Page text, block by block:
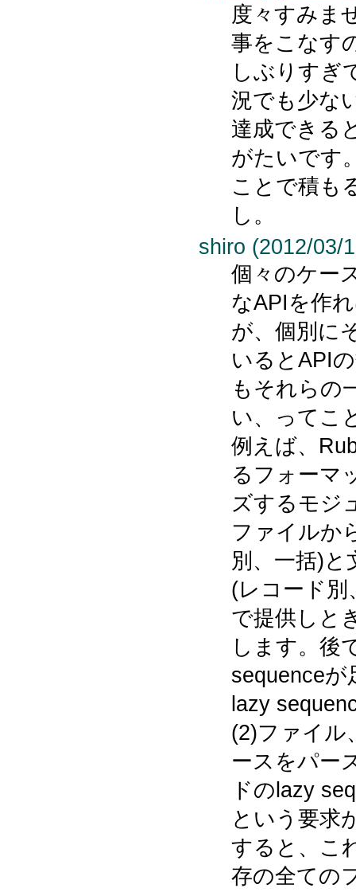
度々すみま
事をこなす
しぶりすぎ
況でも少な
達成できる
がたいです
ことで積も
し。
shiro (2012/03/
個々のケー
なAPIを作
が、個別に
いるとAPI
もそれらの
い、ってこ
例えば、
るフォーマ
ズするモジ
ファイルか
別、一括)と
(レコード別
で提供しと
します。後
sequenceが
lazy
(2)ファイル
ースをパー
ドのlazy
という要求
すると、こ
存の全ての